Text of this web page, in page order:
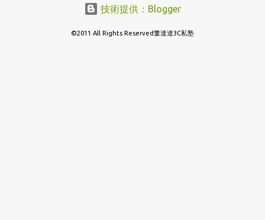
技術提供：Blogger
©2011 All Rights Reserved董達達3C私塾